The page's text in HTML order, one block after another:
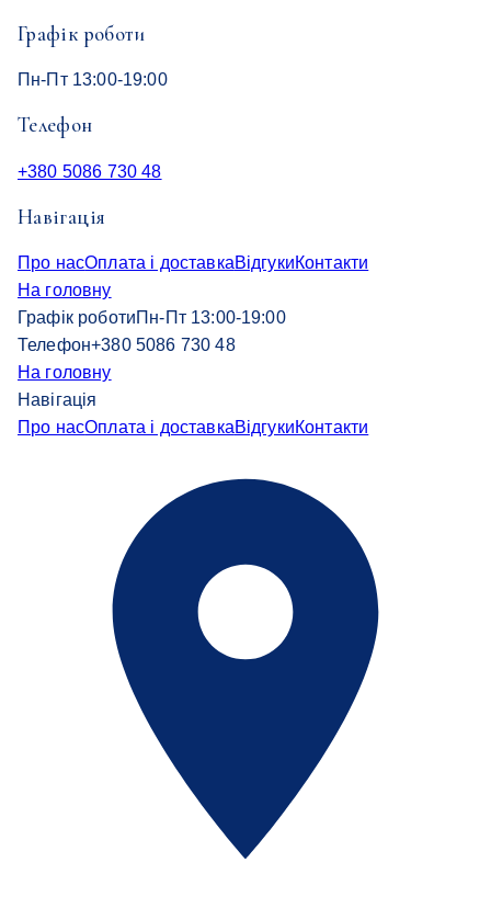
Графік роботи
Пн-Пт 13:00-19:00
Телефон
+380 5086 730 48
Навігація
Про насОплата і доставкаВідгукиКонтакти
На головну
Графік роботиПн-Пт 13:00-19:00
Телефон+380 5086 730 48
На головну
Навігація
Про насОплата і доставкаВідгукиКонтакти